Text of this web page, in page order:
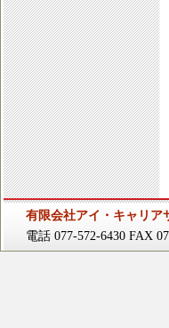
有限会社アイ・キャリア
電話 077-572-6430 FAX